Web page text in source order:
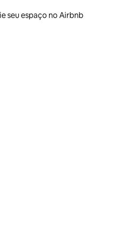
seu espaço no Airbnb